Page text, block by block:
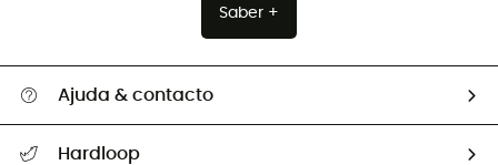
Saber +
Ajuda & contacto
Hardloop